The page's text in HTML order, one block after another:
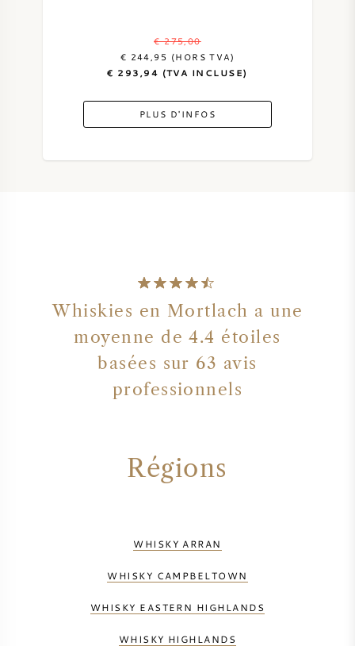
€ 275,00
€ 244,95 (HORS TVA)
€ 293,94 (TVA INCLUSE)
PLUS D'INFOS
Whiskies en Mortlach a une
moyenne de 4.4 étoiles
basées sur 63 avis
professionnels
Régions
WHISKY ARRAN
WHISKY CAMPBELTOWN
WHISKY EASTERN HIGHLANDS
WHISKY HIGHLANDS